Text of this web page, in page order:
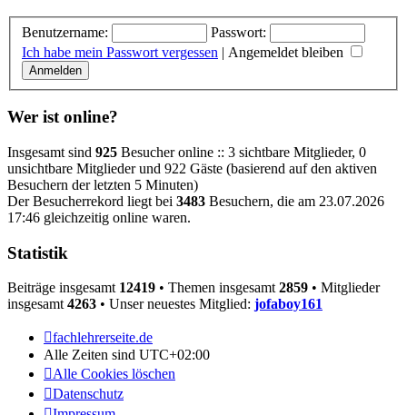
Benutzername:
Passwort:
Ich habe mein Passwort vergessen | Angemeldet bleiben
Wer ist online?
Insgesamt sind 925 Besucher online :: 3 sichtbare Mitglieder, 0
unsichtbare Mitglieder und 922 Gäste (basierend auf den aktiven
Besuchern der letzten 5 Minuten)
Der Besucherrekord liegt bei 3483 Besuchern, die am 23.07.2026
17:46 gleichzeitig online waren.
Statistik
Beiträge insgesamt 12419 • Themen insgesamt 2859 • Mitglieder
insgesamt 4263 • Unser neuestes Mitglied: jofaboy161
fachlehrerseite.de
Alle Zeiten sind UTC+02:00
Alle Cookies löschen
Datenschutz